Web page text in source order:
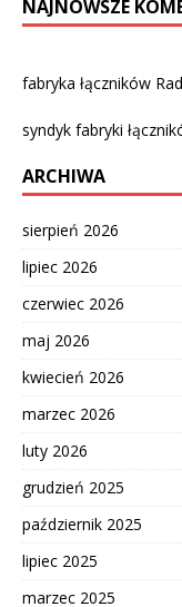
NAJNOWSZE
fabryka łączników
syndyk fabryki
ARCHIWA
sierpień 2026
lipiec 2026
czerwiec 2026
maj 2026
kwiecień 2026
marzec 2026
luty 2026
grudzień 2025
październik 2025
lipiec 2025
marzec 2025